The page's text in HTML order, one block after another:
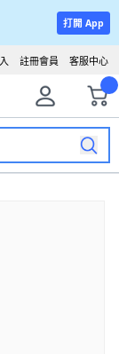
打開 App
客服中心
註冊會員